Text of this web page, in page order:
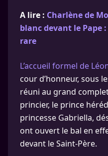
A lire : Charlène de
blanc devant le Pape
rare
L’accueil formel de
cour d’honneur, sous
réuni au grand
princier, le prince
princesse Gabriella,
ont ouvert le bal en
devant le Saint-Père.